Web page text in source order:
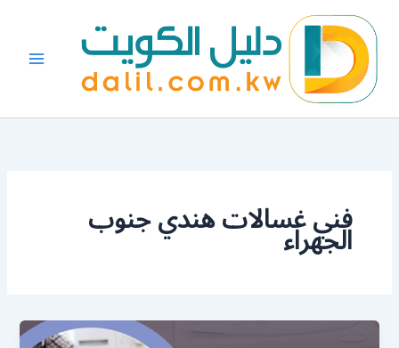
المحتوى
فني غسالات هندي جنوب
الجهراء